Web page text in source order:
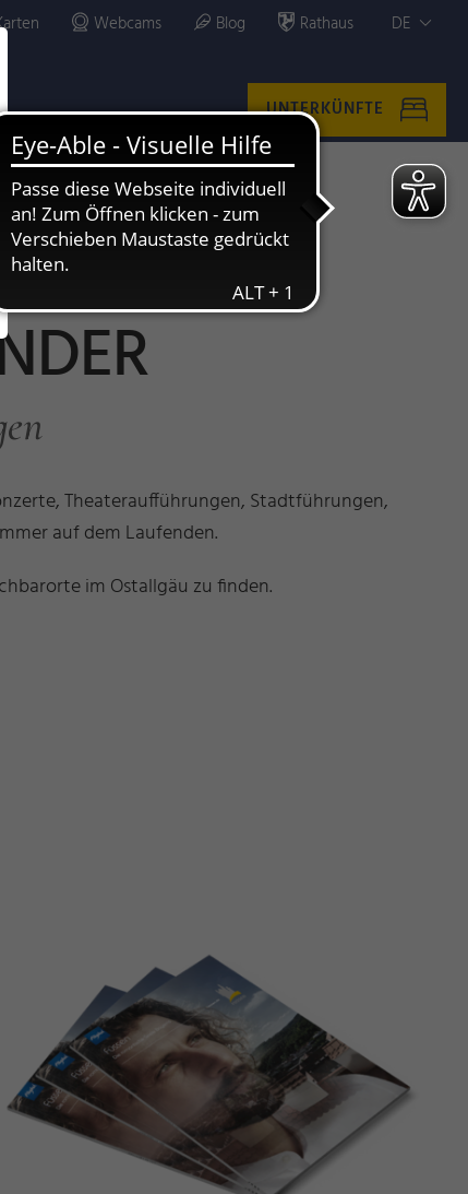
Webcams Blog Rathaus DE
UNTERKÜNFTE
Theateraufführungen, Stadtführungen,
auf dem Laufenden.
im Ostallgäu zu finden.